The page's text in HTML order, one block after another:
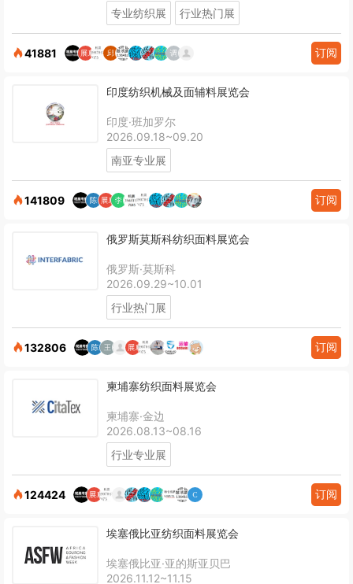
专业纺织展
行业热门展
41881 订阅
印度纺织机械及面辅料展览会
印度·班加罗尔
2026.09.18~09.20
南亚专业展
141809 订阅
俄罗斯莫斯科纺织面料展览会
俄罗斯·莫斯科
2026.09.29~10.01
行业热门展
132806 订阅
柬埔寨纺织面料展览会
柬埔寨·金边
2026.08.13~08.16
行业专业展
124424 订阅
埃塞俄比亚纺织面料展览会
埃塞俄比亚·亚的斯亚贝巴
2026.11.12~11.15